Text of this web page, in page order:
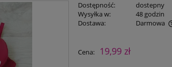
Dostępność:
dostepny
Wysyłka w:
48 godzin
Dostawa:
Darmowa
Cena: 19,99 zł